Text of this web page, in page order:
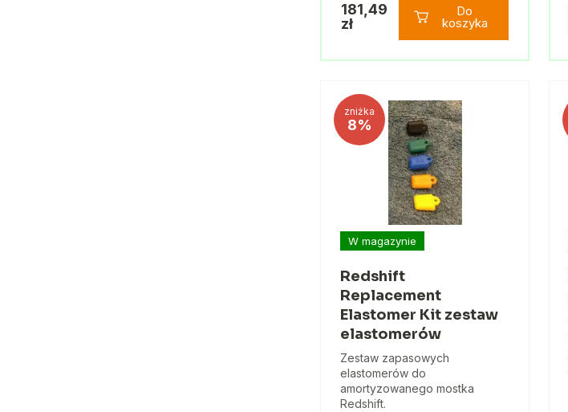
181,49
zł
Do
koszyka
zniżka
8%
W magazynie
Redshift
Replacement
Elastomer Kit zestaw
elastomerów
Zestaw zapasowych
elastomerów do
amortyzowanego mostka
Redshift.